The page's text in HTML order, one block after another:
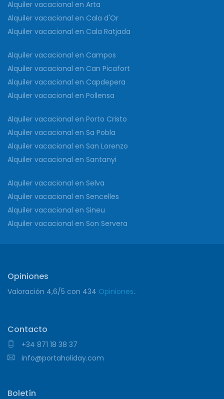
Alquiler vacacional en Arta
Alquiler vacacional en Cala d'Or
Alquiler vacacional en Cala Ratjada
Alquiler vacacional en Campos
Alquiler vacacional en Can Picafort
Alquiler vacacional en Capdepera
Alquiler vacacional en Pollensa
Alquiler vacacional en Porto Cristo
Alquiler vacacional en Sa Pobla
Alquiler vacacional en San Lorenzo
Alquiler vacacional en Santanyi
Alquiler vacacional en Selva
Alquiler vacacional en Sencelles
Alquiler vacacional en Sineu
Alquiler vacacional en Son Servera
Opiniones
Valoración 4,6/5 con 434 Opiniones.
Contacto
+34 871 18 38 37
info@portaholiday.com
Boletín